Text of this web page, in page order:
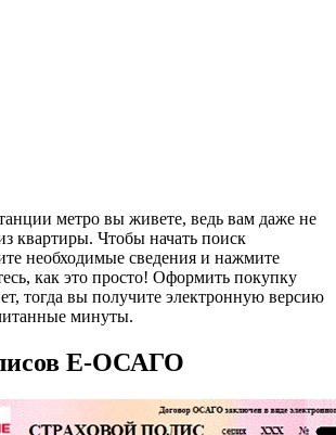
метро вы живете, ведь вам даже не
квартиры. Чтобы начать поиск
необходимые сведения и нажмите
как это просто! Оформить покупку
тогда вы получите электронную версию
минуты.
E-ОСАГО